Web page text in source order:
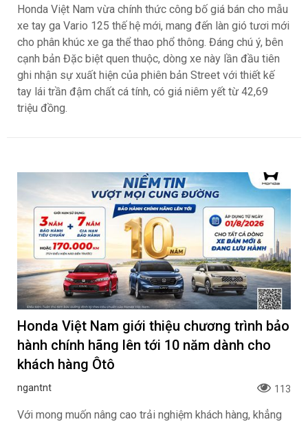
Honda Việt Nam vừa chính thức công bố giá bán cho mẫu
xe tay ga Vario 125 thế hệ mới, mang đến làn gió tươi mới
cho phân khúc xe ga thể thao phổ thông. Đáng chú ý, bên
cạnh bản Đặc biệt quen thuộc, dòng xe này lần đầu tiên
ghi nhận sự xuất hiện của phiên bản Street với thiết kế
tay lái trần đậm chất cá tính, có giá niêm yết từ 42,69
triệu đồng.
Honda Việt Nam giới thiệu chương trình bảo
hành chính hãng lên tới 10 năm dành cho
khách hàng Ôtô
ngantnt 113
Với mong muốn nâng cao trải nghiệm khách hàng, khẳng